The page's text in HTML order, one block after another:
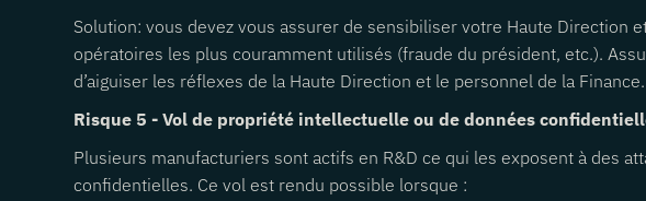
Solution: vous devez vous assurer de sensibiliser votre Haute
opératoires les plus couramment utilisés (fraude du président, etc.).
d’aiguiser les réflexes de la Haute Direction et le personnel de la Finance.
Risque 5 - Vol de propriété intellectuelle ou de données
Plusieurs manufacturiers sont actifs en R&D ce qui les exposent à des
confidentielles. Ce vol est rendu possible lorsque :